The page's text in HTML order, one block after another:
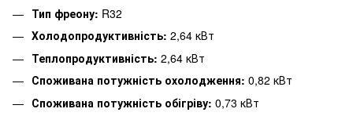
Тип фреону: R32
Холодопродуктивність: 2,64 кВт
Теплопродуктивність: 2,64 кВт
Споживана потужність охолодження: 0,82 кВт
Споживана потужність обігріву: 0,73 кВт